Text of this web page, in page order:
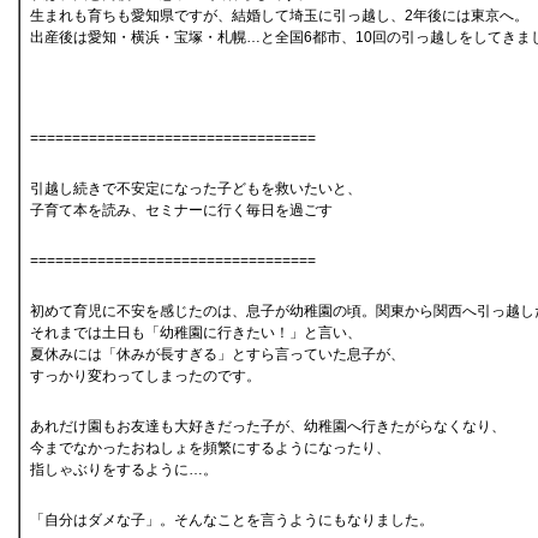
生まれも育ちも愛知県ですが、結婚して埼玉に引っ越し、2年後には東京へ。
出産後は愛知・横浜・宝塚・札幌…と全国6都市、10回の引っ越しをしてきま
==================================
引越し続きで不安定になった子どもを救いたいと、
子育て本を読み、セミナーに行く毎日を過ごす
==================================
初めて育児に不安を感じたのは、息子が幼稚園の頃。関東から関西へ引っ越
それまでは土日も「幼稚園に行きたい！」と言い、
夏休みには「休みが長すぎる」とすら言っていた息子が、
すっかり変わってしまったのです。
あれだけ園もお友達も大好きだった子が、幼稚園へ行きたがらなくなり、
今までなかったおねしょを頻繁にするようになったり、
指しゃぶりをするように…。
「自分はダメな子」。そんなことを言うようにもなりました。